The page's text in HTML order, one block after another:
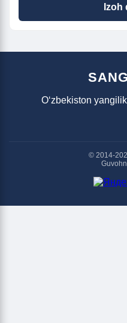
Izoh
O‘zbekiston
© 2014-